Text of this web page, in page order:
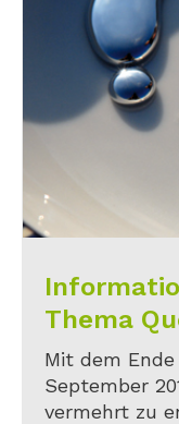
Thema
Mit dem
September
vermehrt zu